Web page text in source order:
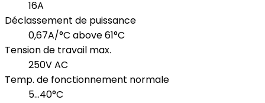
16A
Déclassement de puissance
0,67A/°C above 61°C
Tension de travail max.
250V AC
Temp. de fonctionnement normale
5...40°C